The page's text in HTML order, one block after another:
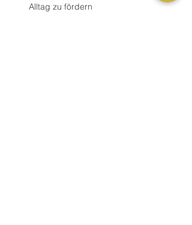
Alltag zu fördern